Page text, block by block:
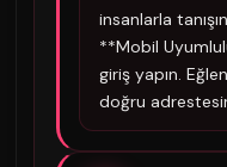
insanlarla
**Mobil
giriş yapın.
doğru